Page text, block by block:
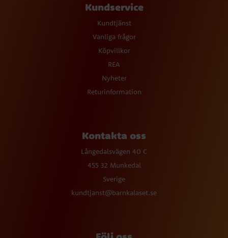
Kundservice
Kundtjänst
Vanliga frågor
Köpvillkor
REA
Nyheter
Returinformation
Kontakta oss
Långedalsvägen 40 C
455 32 Munkedal
Sverige
kundtjanst@barnkalaset.se